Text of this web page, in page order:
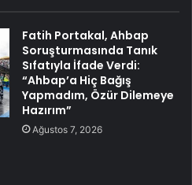
Fatih Portakal, Ahbap
Soruşturmasında Tanık
Sıfatıyla İfade Verdi:
“Ahbap’a Hiç Bağış
Yapmadım, Özür Dilemeye
Hazırım”
Ağustos 7, 2026